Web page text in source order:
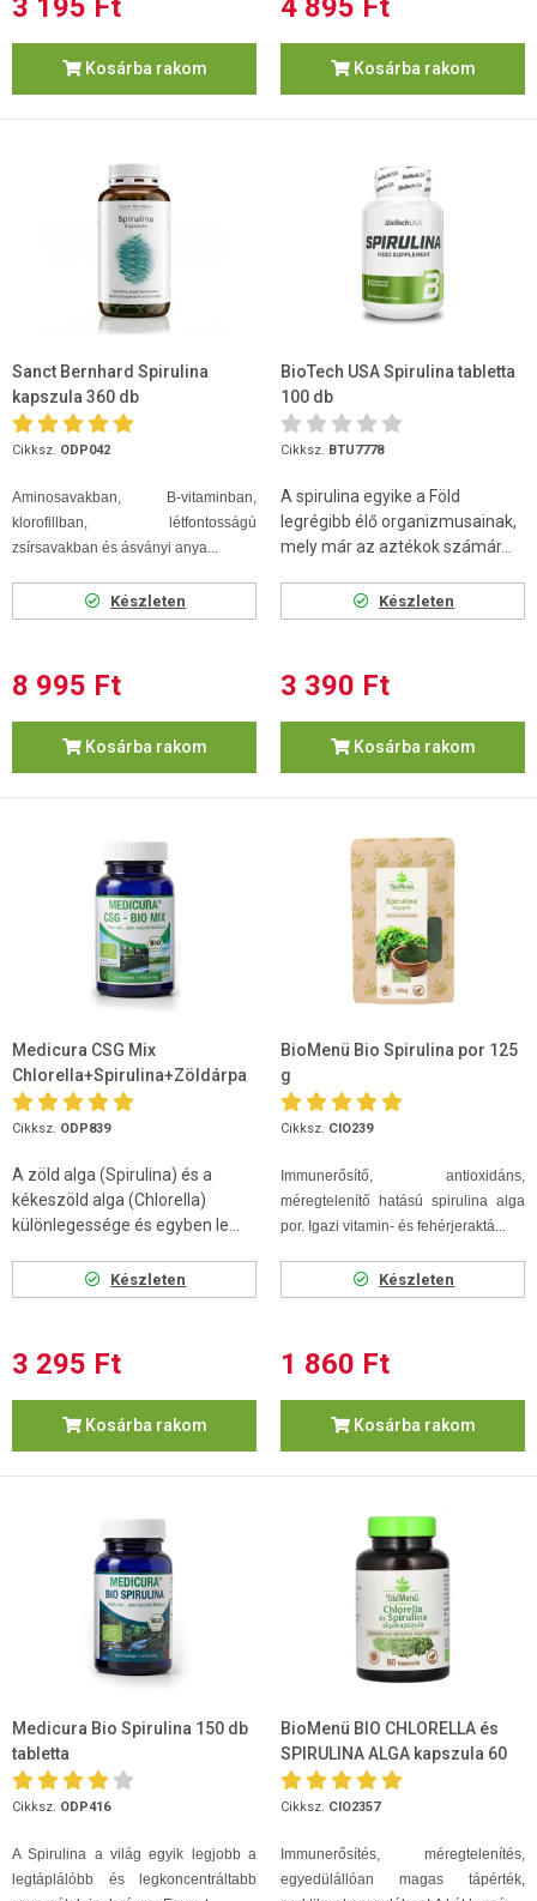
3 195 Ft
Kosárba rakom
4 895 Ft
Kosárba rakom
Sanct Bernhard Spirulina
kapszula 360 db
Cikksz. ODP042
Aminosavakban, B-vitaminban,
klorofillban, létfontosságú
zsírsavakban és ásványi anya...
Készleten
8 995 Ft
Kosárba rakom
BioTech USA Spirulina tabletta
100 db
Cikksz. BTU7778
A spirulina egyike a Föld
legrégibb élő organizmusainak,
mely már az aztékok számár...
Készleten
3 390 Ft
Kosárba rakom
Medicura CSG Mix
Chlorella+Spirulina+Zöldárpa
tabletta 120 db
Cikksz. ODP839
A zöld alga (Spirulina) és a
kékeszöld alga (Chlorella)
különlegessége és egyben le...
Készleten
3 295 Ft
Kosárba rakom
BioMenü Bio Spirulina por 125
g
Cikksz. CIO239
Immunerősítő, antioxidáns,
méregtelenítő hatású spirulina alga
por. Igazi vitamin- és fehérjeraktá...
Készleten
1 860 Ft
Kosárba rakom
Medicura Bio Spirulina 150 db
tabletta
Cikksz. ODP416
A Spirulina a világ egyik legjobb a
legtáplálóbb és legkoncentráltabb
BioMenü BIO CHLORELLA és
SPIRULINA ALGA kapszula 60
db
Cikksz. CIO2357
Immunerősítés, méregtelenítés,
egyedülállóan magas tápérték,